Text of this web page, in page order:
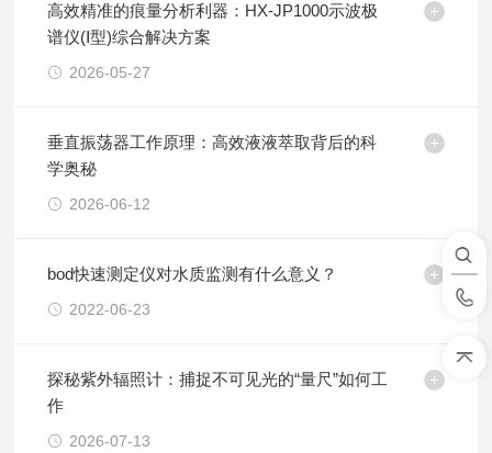
高效精准的痕量分析利器：HX-JP1000示波极
谱仪(Ⅰ型)综合解决方案
2026-05-27
垂直振荡器工作原理：高效液液萃取背后的科
学奥秘
2026-06-12
bod快速测定仪对水质监测有什么意义？
2022-06-23
探秘紫外辐照计：捕捉不可见光的“量尺”如何工
作
2026-07-13